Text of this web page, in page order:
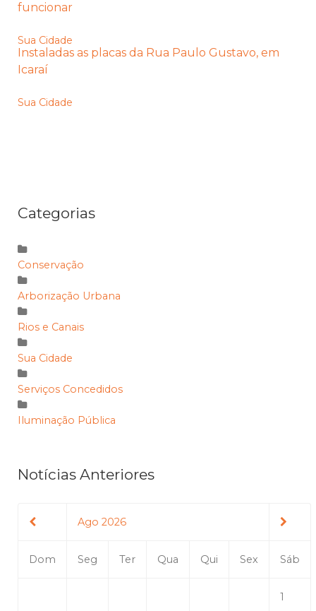
funcionar
Sua Cidade
Instaladas as placas da Rua Paulo Gustavo, em
Icaraí
Sua Cidade
Categorias
Conservação
Arborização Urbana
Rios e Canais
Sua Cidade
Serviços Concedidos
Iluminação Pública
Notícias Anteriores
Ago 2026
Dom Seg Ter Qua Qui Sex Sáb
1